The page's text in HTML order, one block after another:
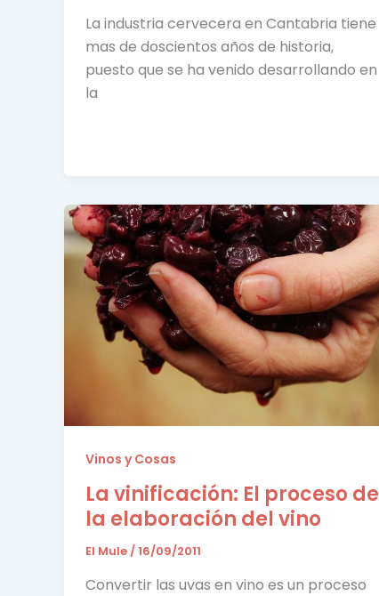
La industria cervecera en Cantabria tiene
mas de doscientos años de historia,
puesto que se ha venido desarrollando en
la
Vinos y Cosas
La vinificación: El proceso de
la elaboración del vino
El Mule/16/09/2011
Convertir las uvas en vino es un proceso